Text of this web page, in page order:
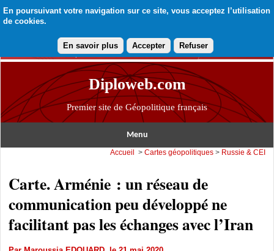
En poursuivant votre navigation sur ce site, vous acceptez l’utilisation
de cookies.
En savoir plus Accepter Refuser
Diploweb.com
Premier site de Géopolitique français
Menu
Accueil >Cartes géopolitiques > Russie & CEI
Carte. Arménie : un réseau de
communication peu développé ne
facilitant pas les échanges avec l’Iran